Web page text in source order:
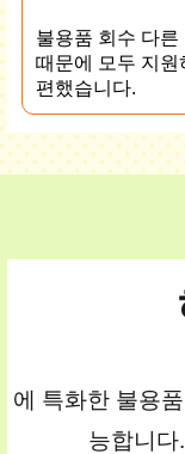
불용품 회수 다
때문에 모두 지
편했습니다.
에 특화한 불용
능합니